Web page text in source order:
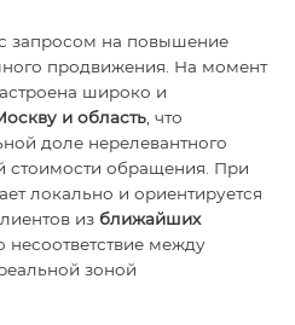
запросом на повышение
На момент
широко и
и область
доле нерелевантного
обращения. При
локально и ориентируется
из ближайших
несоответствие между
зоной